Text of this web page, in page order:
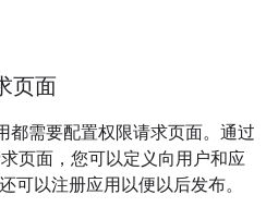
页面
都需要配置权限请求页面。通过
页面，您可以定义向用户和应
可以注册应用以便以后发布。